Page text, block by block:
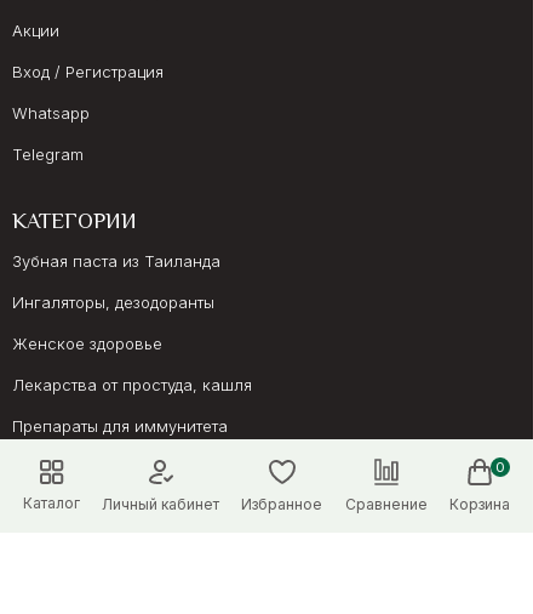
Каталог Личный кабинет Избранное Сравнение
0
Корзина
Акции
Вход / Регистрация
Whatsapp
Telegram
КАТЕГОРИИ
Зубная паста из Таиланда
Ингаляторы, дезодоранты
Женское здоровье
Лекарства от простуда, кашля
Препараты для иммунитета
Онкология, суставы